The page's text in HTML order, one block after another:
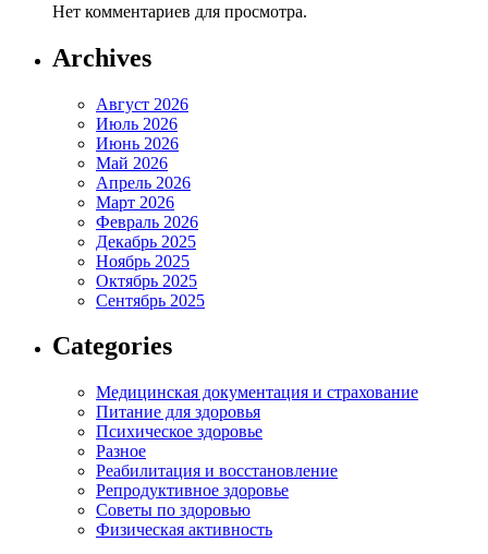
Нет комментариев для просмотра.
Archives
Август 2026
Июль 2026
Июнь 2026
Май 2026
Апрель 2026
Март 2026
Февраль 2026
Декабрь 2025
Ноябрь 2025
Октябрь 2025
Сентябрь 2025
Categories
Медицинская документация и страхование
Питание для здоровья
Психическое здоровье
Разное
Реабилитация и восстановление
Репродуктивное здоровье
Советы по здоровью
Физическая активность